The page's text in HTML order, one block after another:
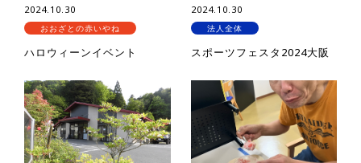
2024.10.30
おおざとの赤いやね
ハロウィーンイベント
2024.10.30
法人全体
スポーツフェスタ2024大阪